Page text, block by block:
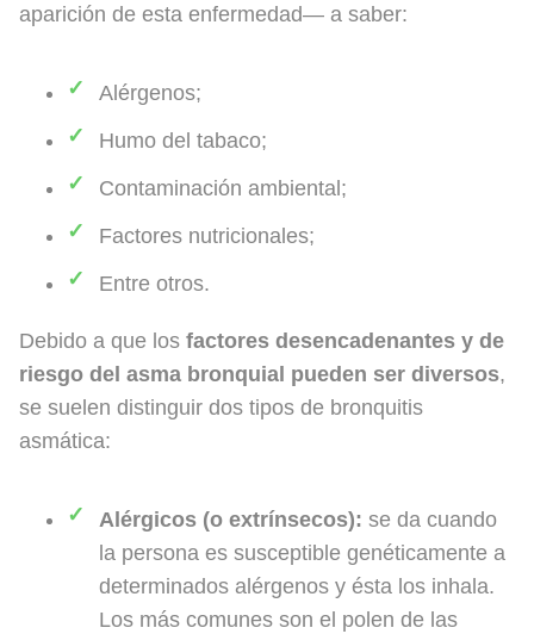
aparición de esta enfermedad— a saber:
Alérgenos;
Humo del tabaco;
Contaminación ambiental;
Factores nutricionales;
Entre otros.
Debido a que los factores desencadenantes y de
riesgo del asma bronquial pueden ser diversos,
se suelen distinguir dos tipos de bronquitis
asmática:
Alérgicos (o extrínsecos): se da cuando
la persona es susceptible genéticamente a
determinados alérgenos y ésta los inhala.
Los más comunes son el polen de las